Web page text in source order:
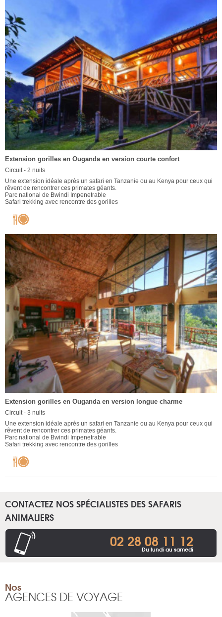
Extension gorilles en Ouganda en version courte confort
Circuit - 2 nuits
Une extension idéale après un safari en Tanzanie ou au Kenya pour ceux qui
rêvent de rencontrer ces primates géants.
Parc national de Bwindi Impenetrable
Safari trekking avec rencontre des gorilles
Extension gorilles en Ouganda en version longue charme
Circuit - 3 nuits
Une extension idéale après un safari en Tanzanie ou au Kenya pour ceux qui
rêvent de rencontrer ces primates géants.
Parc national de Bwindi Impenetrable
Safari trekking avec rencontre des gorilles
CONTACTEZ NOS SPÉCIALISTES DES SAFARIS
ANIMALIERS
02 28 08 11 12
Du lundi au samedi
Nos
AGENCES DE VOYAGE